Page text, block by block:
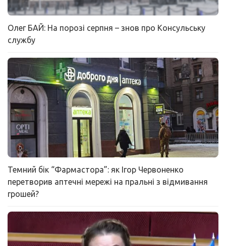
Олег БАЙ: На порозі серпня – знов про Консульську
службу
Темний бік “Фармастора”: як Ігор Червоненко
перетворив аптечні мережі на пральні з відмивання
грошей?